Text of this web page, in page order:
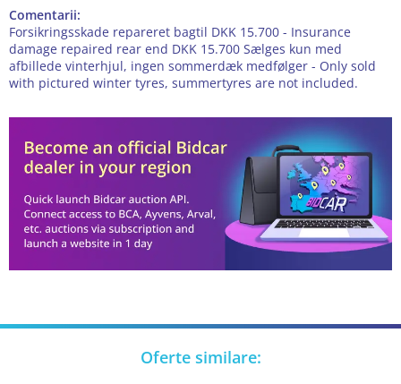
Comentarii:
Forsikringsskade repareret bagtil DKK 15.700 - Insurance
damage repaired rear end DKK 15.700 Sælges kun med
afbillede vinterhjul, ingen sommerdæk medfølger - Only sold
with pictured winter tyres, summertyres are not included.
Oferte similare: